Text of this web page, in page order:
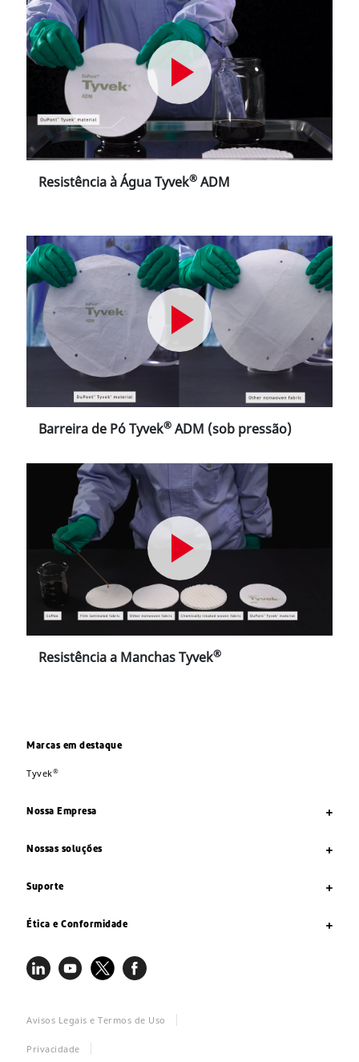
Resistência à Água Tyvek® ADM
Barreira de Pó Tyvek® ADM (sob pressão)
Resistência a Manchas Tyvek®
Marcas em destaque
Tyvek®
Nossa Empresa
Nossas soluções
Suporte
Ética e Conformidade
Avisos Legais e Termos de Uso
Privacidade